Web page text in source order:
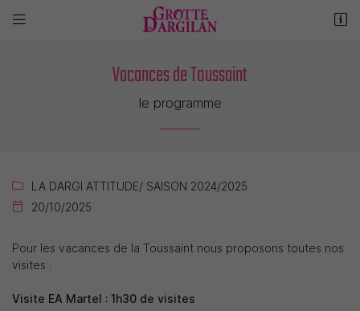
 
 Adresse email de réception
 Recopier le code ci-contre
Vacances de Toussaint
le programme
 LA DARGI ATTITUDE/ SAISON 2024/2025
 20/10/2025
Pour les vacances de la Toussaint nous proposons toutes nos
visites :
Visite EA Martel : 1h30 de visites